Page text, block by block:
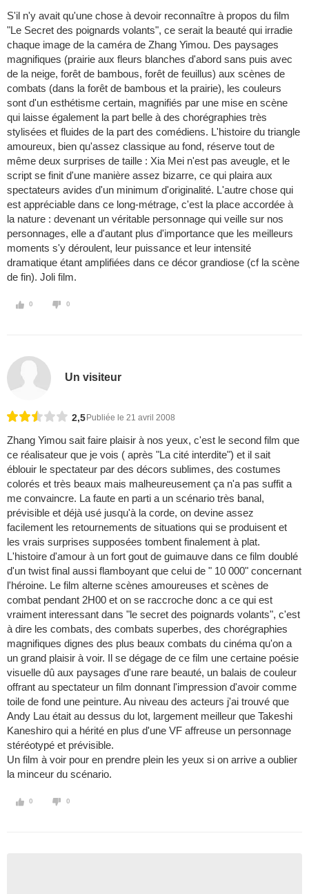
S'il n'y avait qu'une chose à devoir reconnaître à propos du film
"Le Secret des poignards volants", ce serait la beauté qui irradie
chaque image de la caméra de Zhang Yimou. Des paysages
magnifiques (prairie aux fleurs blanches d'abord sans puis avec
de la neige, forêt de bambous, forêt de feuillus) aux scènes de
combats (dans la forêt de bambous et la prairie), les couleurs
sont d'un esthétisme certain, magnifiés par une mise en scène
qui laisse également la part belle à des chorégraphies très
stylisées et fluides de la part des comédiens. L'histoire du triangle
amoureux, bien qu'assez classique au fond, réserve tout de
même deux surprises de taille : Xia Mei n'est pas aveugle, et le
script se finit d'une manière assez bizarre, ce qui plaira aux
spectateurs avides d'un minimum d'originalité. L'autre chose qui
est appréciable dans ce long-métrage, c'est la place accordée à
la nature : devenant un véritable personnage qui veille sur nos
personnages, elle a d'autant plus d'importance que les meilleurs
moments s'y déroulent, leur puissance et leur intensité
dramatique étant amplifiées dans ce décor grandiose (cf la scène
de fin). Joli film.
0 0
Un visiteur
2,5 Publiée le 21 avril 2008
Zhang Yimou sait faire plaisir à nos yeux, c'est le second film que
ce réalisateur que je vois ( après "La cité interdite") et il sait
éblouir le spectateur par des décors sublimes, des costumes
colorés et très beaux mais malheureusement ça n'a pas suffit a
me convaincre. La faute en parti a un scénario très banal,
prévisible et déjà usé jusqu'à la corde, on devine assez
facilement les retournements de situations qui se produisent et
les vrais surprises supposées tombent finalement à plat.
L'histoire d'amour à un fort gout de guimauve dans ce film doublé
d'un twist final aussi flamboyant que celui de " 10 000" concernant
l'héroine. Le film alterne scènes amoureuses et scènes de
combat pendant 2H00 et on se raccroche donc a ce qui est
vraiment interessant dans "le secret des poignards volants", c'est
à dire les combats, des combats superbes, des chorégraphies
magnifiques dignes des plus beaux combats du cinéma qu'on a
un grand plaisir à voir. Il se dégage de ce film une certaine poésie
visuelle dû aux paysages d'une rare beauté, un balais de couleur
offrant au spectateur un film donnant l'impression d'avoir comme
toile de fond une peinture. Au niveau des acteurs j'ai trouvé que
Andy Lau était au dessus du lot, largement meilleur que Takeshi
Kaneshiro qui a hérité en plus d'une VF affreuse un personnage
stéréotypé et prévisible.
Un film à voir pour en prendre plein les yeux si on arrive a oublier
la minceur du scénario.
0 0